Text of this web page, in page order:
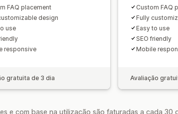
FAQ placement
design
use
responsive
gratuita de 3 dia
Custom FAQ
Fully
Easy to use
SEO friendly
Mobile
Avaliação
e com base na utilização são faturadas a cada 30